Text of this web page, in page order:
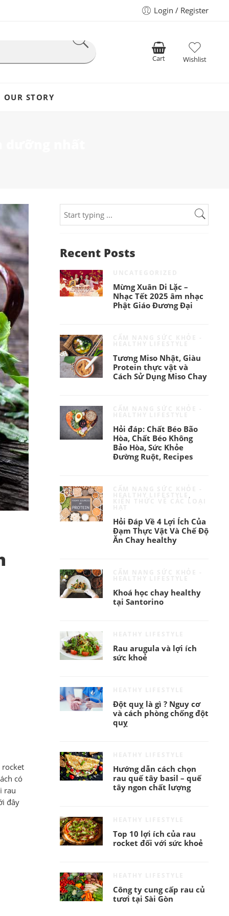
Login / Register
Cart Wishlist
OUR STORY
rocket
có
rau
đây
Recent Posts
Mừng Xuân Di Lặc –
Nhạc Tết 2025 âm nhạc
Phật Giáo Đương Đại
Tương Miso Nhật, Giàu
Protein thực vật và
Cách Sử Dụng Miso Chay
Hỏi đáp: Chất Béo Bão
Hòa, Chất Béo Không
Bảo Hòa, Sức Khỏe
Đường Ruột, Recipes
,
KIẾN THỨC VỀ CÁC LOẠI
Hỏi Đáp Về 4 Lợi Ích Của
Đạm Thực Vật Và Chế Độ
Ăn Chay healthy
Khoá học chay healthy
tại Santorino
Rau arugula và lợi ích
sức khoẻ
Đột quỵ là gì ? Nguy cơ
và cách phòng chống đột
quỵ
Hướng dẫn cách chọn
rau quế tây basil – quế
tây ngon chất lượng
Top 10 lợi ích của rau
rocket đối với sức khoẻ
Công ty cung cấp rau củ
tươi tại Sài Gòn